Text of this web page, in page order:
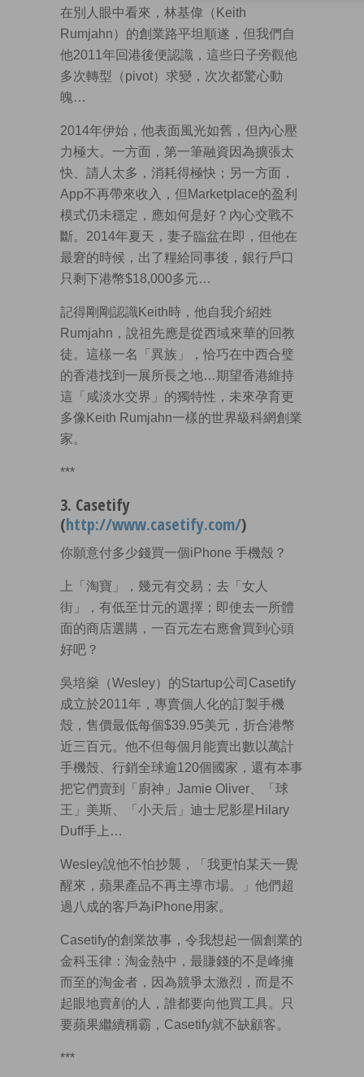
在別人眼中看來，林基偉（Keith
Rumjahn）的創業路平坦順遂，但我們自
他2011年回港後便認識，這些日子旁觀他
多次轉型（pivot）求變，次次都驚心動
魄…
2014年伊始，他表面風光如舊，但內心壓
力極大。一方面，第一筆融資因為擴張太
快、請人太多，消耗得極快；另一方面，
App不再帶來收入，但Marketplace的盈利
模式仍未穩定，應如何是好？內心交戰不
斷。2014年夏天，妻子臨盆在即，但他在
最窘的時候，出了糧給同事後，銀行戶口
只剩下港幣$18,000多元…
記得剛剛認識Keith時，他自我介紹姓
Rumjahn，說祖先應是從西域來華的回教
徒。這樣一名「異族」，恰巧在中西合璧
的香港找到一展所長之地…期望香港維持
這「咸淡水交界」的獨特性，未來孕育更
多像Keith Rumjahn一樣的世界級科網創業
家。
***
3. Casetify
(http://www.casetify.com/)
你願意付多少錢買一個iPhone 手機殼？
上「淘寶」，幾元有交易；去「女人
街」，有低至廿元的選擇；即使去一所體
面的商店選購，一百元左右應會買到心頭
好吧？
吳培燊（Wesley）的Startup公司Casetify
成立於2011年，專賣個人化的訂製手機
殼，售價最低每個$39.95美元，折合港幣
近三百元。他不但每個月能賣出數以萬計
手機殼、行銷全球逾120個國家，還有本事
把它們賣到「廚神」Jamie Oliver、「球
王」美斯、「小天后」迪士尼影星Hilary
Duff手上…
Wesley說他不怕抄襲，「我更怕某天一覺
醒來，蘋果產品不再主導市場。」他們超
過八成的客戶為iPhone用家。
Casetify的創業故事，令我想起一個創業的
金科玉律：淘金熱中，最賺錢的不是峰擁
而至的淘金者，因為競爭太激烈，而是不
起眼地賣剷的人，誰都要向他買工具。只
要蘋果繼續稱霸，Casetify就不缺顧客。
***